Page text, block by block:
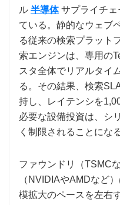
ル 半導体サプライチェ
ている。静的なウェブ
る従来の検索プラット
索エンジンは、専用の
スタ全体でリアルタイ
る。その結果、検索
持し、レイテンシを
必要な設備投資は、シ
く制限されることになる
ファウンドリ（TSMC
（NVIDIAやAMDなど
模拡大のペースを左右